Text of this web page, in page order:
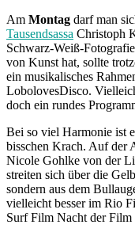
Am Montag darf man
Tausendsassa Christoph
Schwarz-Weiß-
von Kunst hat, sollte
ein musikalisches
LobolovesDisco.
doch ein rundes
Bei so viel Harmonie ist
bisschen Krach. Auf der
Nicole Gohlke von der
streiten sich über die
sondern aus dem
vielleicht besser im Rio
Surf Film Nacht der Film